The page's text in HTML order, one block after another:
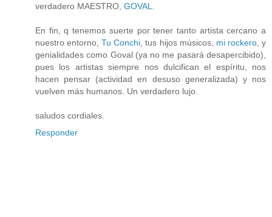
verdadero MAESTRO, GOVAL
En fin, q tenemos suerte por tener tanto artista cercano a
nuestro entorno,Tu Conchi , tus hijos músicos, mi rockero, y
genialidades como Goval (ya no me pasará desapercibido),
pues los artistas siempre nos dulcifican el espíritu, nos
hacen pensar (actividad en desuso generalizada) y nos
vuelven más humanos. Un verdadero lujo.
saludos cordiales.
Responder